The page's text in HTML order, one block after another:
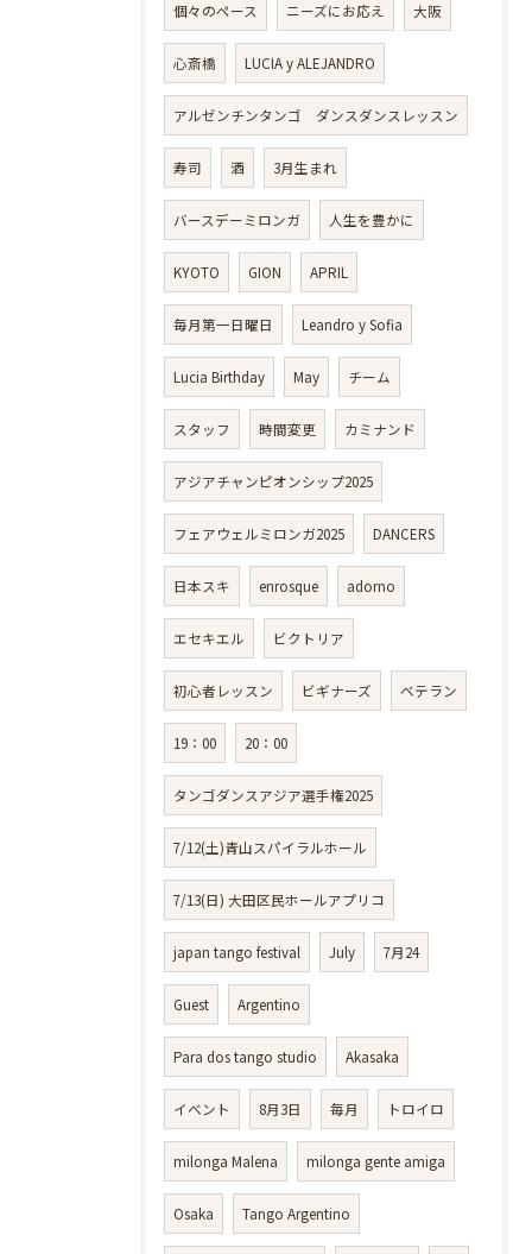
個々のペース ニーズにお応え 大阪
心斎橋 LUCIA y ALEJANDRO
アルゼンチンタンゴ ダンスダンスレッスン
寿司 酒 3月生まれ
バースデーミロンガ 人生を豊かに
KYOTO GION APRIL
毎月第一日曜日 Leandro y Sofia
Lucia Birthday May チーム
スタッフ 時間変更 カミナンド
アジアチャンピオンシップ2025
フェアウェルミロンガ2025 DANCERS
日本スキ enrosque adorno
エセキエル ビクトリア
初心者レッスン ビギナーズ ベテラン
19：00 20：00
タンゴダンスアジア選手権2025
7/12(土)青山スパイラルホール
7/13(日) 大田区民ホールアプリコ
japan tango festival July 7月24
Guest Argentino
Para dos tango studio Akasaka
イベント 8月3日 毎月 トロイロ
milonga Malena milonga gente amiga
Osaka Tango Argentino